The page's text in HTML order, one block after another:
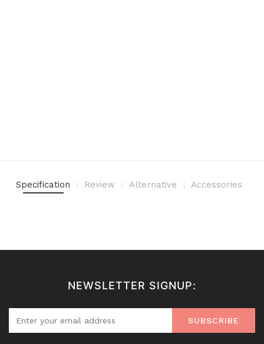
Specification Review Alternative Accessories
NEWSLETTER SIGNUP:
SUBSCRIBE